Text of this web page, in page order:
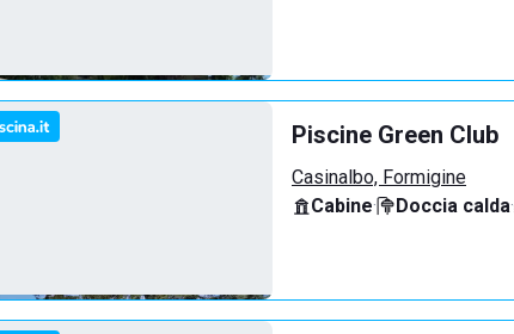
Piscine Green Club
Casinalbo, Formigine
Cabine· Doccia calda·